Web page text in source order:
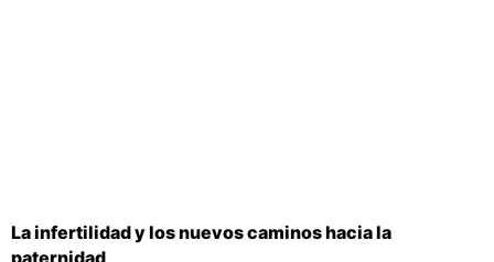
La infertilidad y los nuevos caminos hacia la